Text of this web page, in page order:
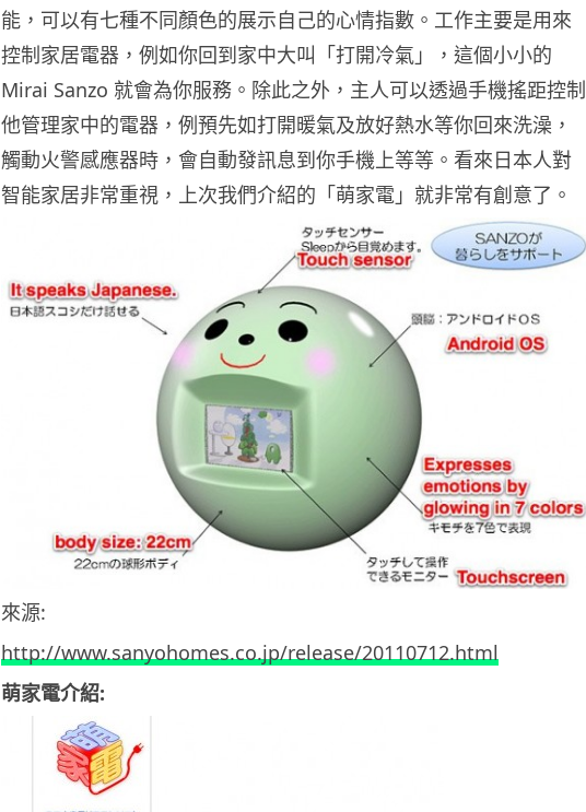
能，可以有七種不同顏色的展示自己的心情指數。工作主要是用來
控制家居電器，例如你回到家中大叫「打開冷氣」，這個小小的
Mirai Sanzo 就會為你服務。除此之外，主人可以透過手機搖距控制
他管理家中的電器，例預先如打開暖氣及放好熱水等你回來洗澡，
觸動火警感應器時，會自動發訊息到你手機上等等。看來日本人對
智能家居非常重視，上次我們介紹的「萌家電」就非常有創意了。
來源:
http://www.sanyohomes.co.jp/release/20110712.html
萌家電介紹: